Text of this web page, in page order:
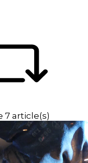
7 article(s)